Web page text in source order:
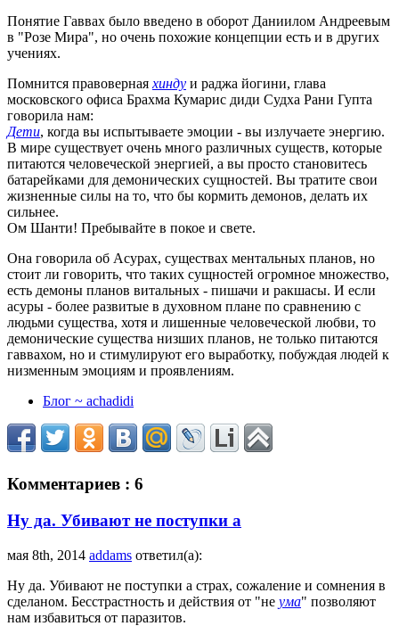
Понятие Гаввах было введено в оборот Даниилом Андреевым
в "Розе Мира", но очень похожие концепции есть и в других
учениях.
Помнится правовернаяхинду и раджа йогини, глава
московского офиса Брахма Кумарис диди Судха Рани Гупта
говорила нам:
Дети, когда вы испытываете эмоции - вы излучаете энергию.
В мире существует очень много различных существ, которые
питаются человеческой энергией, а вы просто становитесь
батарейками для демонических сущностей. Вы тратите свои
жизненные силы на то, что бы кормить демонов, делать их
сильнее.
Ом Шанти! Пребывайте в покое и свете.
Она говорила об Асурах, существах ментальных планов, но
стоит ли говорить, что таких сущностей огромное множество,
есть демоны планов витальных - пишачи и ракшасы. И если
асуры - более развитые в духовном плане по сравнению с
людьми существа, хотя и лишенные человеческой любви, то
демонические существа низших планов, не только питаются
гаввахом, но и стимулируют его выработку, побуждая людей к
низменным эмоциям и проявлениям.
Блог ~ achadidi
Комментариев : 6
Ну да. Убивают не поступки а
мая 8th, 2014 addams ответил(а):
Ну да. Убивают не поступки а страх, сожаление и сомнения в
сделаном. Бесстрастность и действия от "не ума" позволяют
нам избавиться от паразитов.